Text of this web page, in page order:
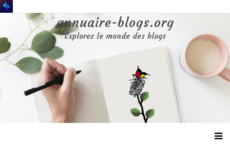
Aller
au
annuaire-blogs.org
Explorez le monde des blogs